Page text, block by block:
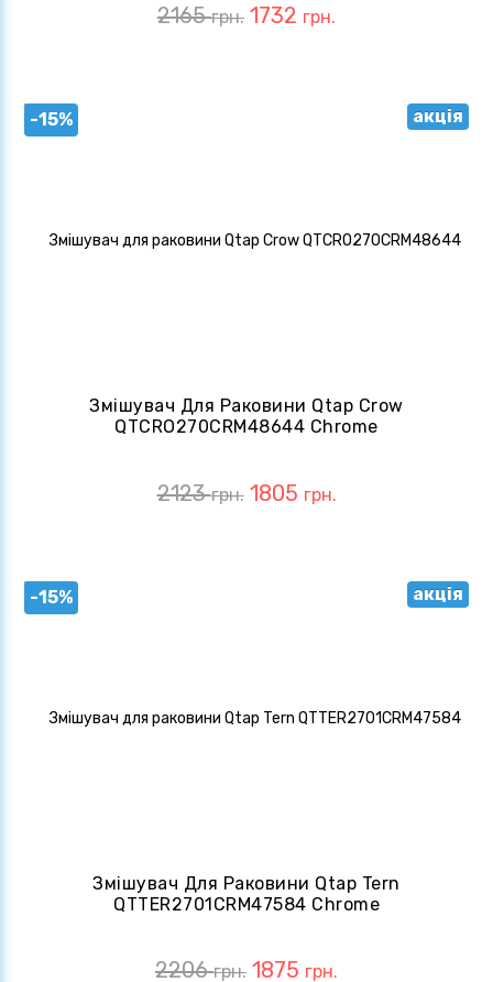
2165грн. 1732 грн.
-15% акція
Змішувач Для Раковини Qtap Crow
QTCRO270CRM48644 Chrome
2123грн. 1805 грн.
-15% акція
Змішувач Для Раковини Qtap Tern
QTTER2701CRM47584 Chrome
2206грн. 1875 грн.